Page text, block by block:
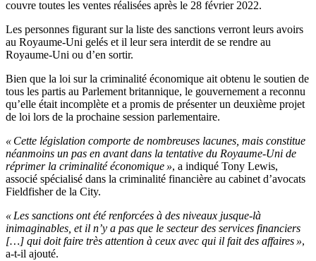
couvre toutes les ventes réalisées après le 28 février 2022.
Les personnes figurant sur la liste des sanctions verront leurs avoirs
au Royaume-Uni gelés et il leur sera interdit de se rendre au
Royaume-Uni ou d’en sortir.
Bien que la loi sur la criminalité économique ait obtenu le soutien de
tous les partis au Parlement britannique, le gouvernement a reconnu
qu’elle était incomplète et a promis de présenter un deuxième projet
de loi lors de la prochaine session parlementaire.
« Cette législation comporte de nombreuses lacunes, mais constitue
néanmoins un pas en avant dans la tentative du Royaume-Uni de
réprimer la criminalité économique », a indiqué Tony Lewis,
associé spécialisé dans la criminalité financière au cabinet d’avocats
Fieldfisher de la City.
« Les sanctions ont été renforcées à des niveaux jusque-là
inimaginables, et il n’y a pas que le secteur des services financiers
[…] qui doit faire très attention à ceux avec qui il fait des affaires »,
a-t-il ajouté.